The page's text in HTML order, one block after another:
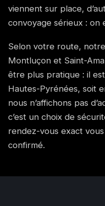
viennent sur place,
convoyage sérieux : on
Selon votre route,
Montluçon et Saint-
être plus pratique : il
Hautes-Pyrénées, soit
nous n’affichons pas
c’est un choix de
rendez-vous exact
confirmé.